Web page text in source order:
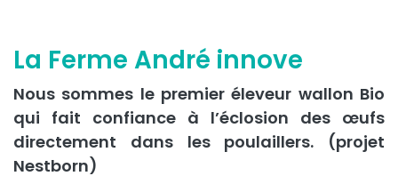
La Ferme André innove
Nous sommes le premier éleveur wallon Bio
qui fait confiance à l’éclosion des œufs
directement dans les poulaillers. (projet
Nestborn)